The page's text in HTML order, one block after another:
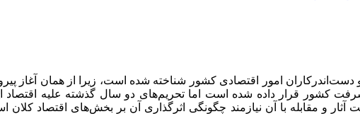
امور اقتصادی کشور شناخته شده است، زیرا از همان آغاز
کشور قرار داده شده است اما تحریم‌های دو سال گذشته علیه اقتصاد
و مقابله با آن نیازمند چگونگی اثرگذاری آن بر بخش‌های اقتصاد کلان